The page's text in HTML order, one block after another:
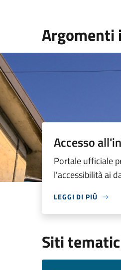
Argomenti
Accesso
Portale ufficiale
l'accessibilità ai
LEGGI DI PIÙ
Siti